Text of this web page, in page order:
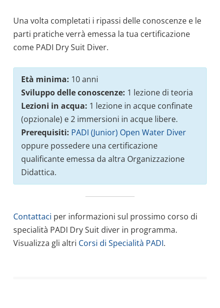
Una volta completati i ripassi delle conoscenze e le
parti pratiche verrà emessa la tua certificazione
come PADI Dry Suit Diver.
Età minima: 10 anni
Sviluppo delle conoscenze: 1 lezione di teoria
Lezioni in acqua: 1 lezione in acque confinate
(opzionale) e 2 immersioni in acque libere.
Prerequisiti: PADI (Junior) Open Water Diver
oppure possedere una certificazione
qualificante emessa da altra Organizzazione
Didattica.
Contattaci per informazioni sul prossimo corso di
specialità PADI Dry Suit diver in programma.
Visualizza gli altri Corsi di Specialità PADI.